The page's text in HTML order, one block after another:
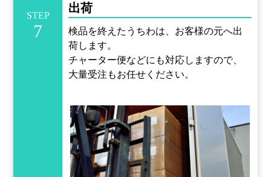
STEP
7
出荷
検品を終えたうちわは、お客様の元へ出
荷します。
チャーター便などにも対応しますので、
大量受注もお任せください。